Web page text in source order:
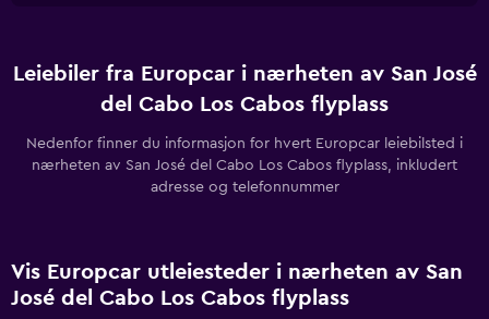
Leiebiler fra Europcar i nærheten av San José
del Cabo Los Cabos flyplass
Nedenfor finner du informasjon for hvert Europcar leiebilsted i
nærheten av San José del Cabo Los Cabos flyplass, inkludert
adresse og telefonnummer
Vis Europcar utleiesteder i nærheten av San
José del Cabo Los Cabos flyplass